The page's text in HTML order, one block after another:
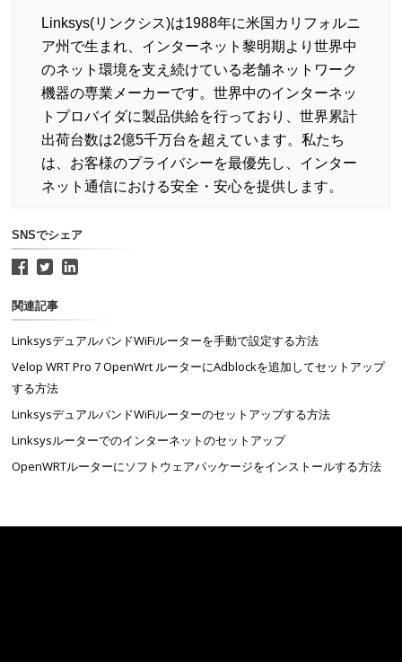
Linksys(リンクシス)は1988年に米国カリフォルニ
ア州で生まれ、インターネット黎明期より世界中
のネット環境を支え続けている老舗ネットワーク
機器の専業メーカーです。世界中のインターネッ
トプロバイダに製品供給を行っており、世界累計
出荷台数は2億5千万台を超えています。私たち
は、お客様のプライバシーを最優先し、インター
ネット通信における安全・安心を提供します。
SNSでシェア
関連記事
LinksysデュアルバンドWiFiルーターを手動で設定する方法
Velop WRT Pro 7 OpenWrt ルーターにAdblockを追加してセットアップ
する方法
LinksysデュアルバンドWiFiルーターのセットアップする方法
Linksysルーターでのインターネットのセットアップ
OpenWRTルーターにソフトウェアパッケージをインストールする方法